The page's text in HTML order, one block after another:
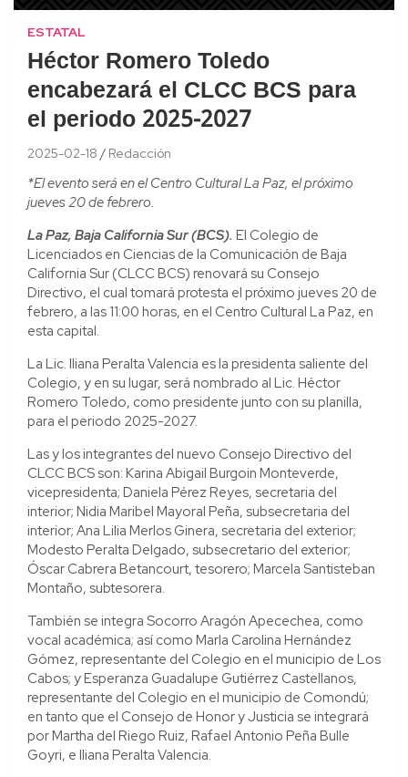
ESTATAL
Héctor Romero Toledo
encabezará el CLCC BCS para
el periodo 2025-2027
2025-02-18 Redacción
*El evento será en el Centro Cultural La Paz, el próximo
jueves 20 de febrero.
La Paz, Baja California Sur (BCS). El Colegio de
Licenciados en Ciencias de la Comunicación de Baja
California Sur (CLCC BCS) renovará su Consejo
Directivo, el cual tomará protesta el próximo jueves 20 de
febrero, a las 11:00 horas, en el Centro Cultural La Paz, en
esta capital.
La Lic. Iliana Peralta Valencia es la presidenta saliente del
Colegio, y en su lugar, será nombrado al Lic. Héctor
Romero Toledo, como presidente junto con su planilla,
para el periodo 2025-2027.
Las y los integrantes del nuevo Consejo Directivo del
CLCC BCS son: Karina Abigail Burgoin Monteverde,
vicepresidenta; Daniela Pérez Reyes, secretaria del
interior; Nidia Maribel Mayoral Peña, subsecretaria del
interior; Ana Lilia Merlos Ginera, secretaria del exterior;
Modesto Peralta Delgado, subsecretario del exterior;
Óscar Cabrera Betancourt, tesorero; Marcela Santisteban
Montaño, subtesorera.
También se integra Socorro Aragón Apecechea, como
vocal académica; así como Marla Carolina Hernández
Gómez, representante del Colegio en el municipio de Los
Cabos; y Esperanza Guadalupe Gutiérrez Castellanos,
representante del Colegio en el municipio de Comondú;
en tanto que el Consejo de Honor y Justicia se integrará
por Martha del Riego Ruiz, Rafael Antonio Peña Bulle
Goyri, e Iliana Peralta Valencia.